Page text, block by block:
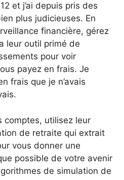
et j’ai depuis pris des
plus judicieuses. En
financière, gérez
leur outil primé de
pour voir
payez en frais. Je
frais que je n’avais
comptes, utilisez leur
de retraite qui extrait
vous donner une
possible de votre avenir
de simulation de